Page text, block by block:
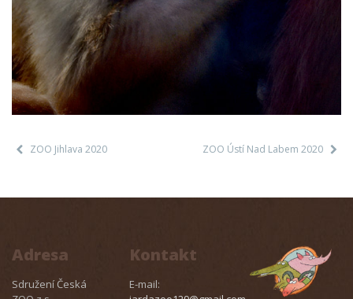
ZOO Jihlava 2020 ZOO Ústí Nad Labem 2020
Adresa
Sdružení Česká
Kontakt
E-mail: